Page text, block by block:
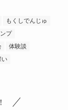
もくしでんじゅ
プ
体験談
い